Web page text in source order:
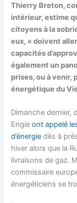
Thierry Breton,
intérieur, estime
citoyens à la
eux, « doivent
capacités
également un
prises, ou à venir,
énergétique du
Dimanche dernier,
Engieont appelé
d’énergie dès à
hiver alors que la
livraisons de gaz.
commissaire
énergéticiens se